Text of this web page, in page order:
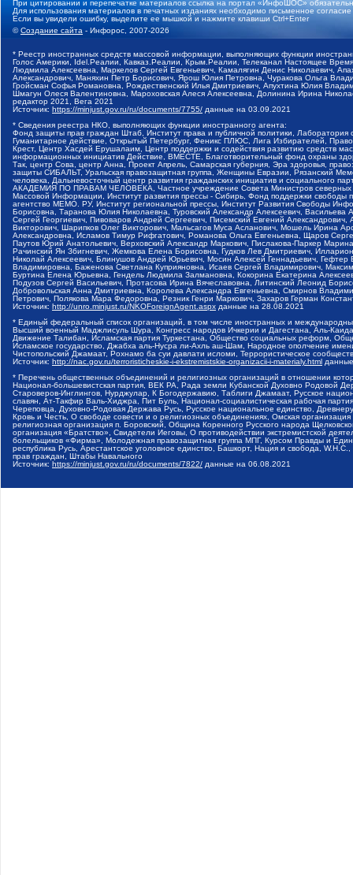
При цитировании и перепечатке материалов ссылка на портал «ИнфоШОС»
Для использования материалов в печатных изданиях необходимо письменное
Если вы увидели ошибку, выделите ее мышкой и нажмите клавиши Ctrl+Enter
©Создание сайта - Инфорос, 2007-2026
* Реестр иностранных средств массовой информации, выполняющих функции
Голос Америки, Idel.Реалии, Кавказ.Реалии, Крым.Реалии, Телеканал Настоящее
Людмила Алексеевна, Маркелов Сергей Евгеньевич, Камалягин Денис Николаевич,
Александрович, Маняхин Петр Борисович, Ярош Юлия Петровна, Чуракова Ольга
Гройсман Софья Романовна, Рождественский Илья Дмитриевич, Апухтина Юлия
Шмагун Олеся Валентиновна, Мароховская Алеся Алексеевна, Долинина Ирина
редактор 2021, Вега 2021
Источник: https://minjust.gov.ru/ru/documents/7755/ данные на 03.09.2021
* Сведения реестра НКО, выполняющих функции иностранного агента:
Фонд защиты прав граждан Штаб, Институт права и публичной политики,
Гуманитарное действие, Открытый Петербург, Феникс ПЛЮС, Лига Избирателей,
Крест, Центр Хасдей Ерушалаим, Центр поддержки и содействия развитию средств
информационных инициатив Действие, ВМЕСТЕ, Благотворительный фонд охраны
Так, центр Сова, центр Анна, Проект Апрель, Самарская губерния, Эра здоровья,
защиты СИБАЛЬТ, Уральская правозащитная группа, Женщины Евразии, Рязанский
человека, Дальневосточный центр развития гражданских инициатив и социального
АКАДЕМИЯ ПО ПРАВАМ ЧЕЛОВЕКА, Частное учреждение Совета Министров северных
Массовой Информации, Институт развития прессы - Сибирь, Фонд поддержки
агентство МЕМО. РУ, Институт региональной прессы, Институт Развития Свободы
Борисовна, Таранова Юлия Николаевна, Туровский Александр Алексеевич,
Сергей Георгиевич, Пивоваров Андрей Сергеевич, Писемский Евгений
Викторович, Шарипков Олег Викторович, Мальсагов Муса Асланович, Мошель Ирина
Александровна, Исламов Тимур Рифгатович, Романова Ольга Евгеньевна, Щаров
Паутов Юрий Анатольевич, Верховский Александр Маркович, Пислакова-Паркер
Рачинский Ян Збигневич, Жемкова Елена Борисовна, Гудков Лев Дмитриевич,
Николай Алексеевич, Блинушов Андрей Юрьевич, Мосин Алексей Геннадьевич,
Владимировна, Баженова Светлана Куприяновна, Исаев Сергей Владимирович,
Буртина Елена Юрьевна, Гендель Людмила Залмановна, Кокорина Екатерина
Подузов Сергей Васильевич, Протасова Ирина Вячеславовна, Литинский Леонид
Добровольская Анна Дмитриевна, Королева Александра Евгеньевна, Смирнов
Петрович, Полякова Мара Федоровна, Резник Генри Маркович, Захаров Герман
Источник: http://unro.minjust.ru/NKOForeignAgent.aspx данные на 28.08.2021
* Единый федеральный список организаций, в том числе иностранных и
Высший военный Маджлисуль Шура, Конгресс народов Ичкерии и Дагестана, Аль-
Движение Талибан, Исламская партия Туркестана, Общество социальных реформ,
Исламское государство, Джабха аль-Нусра ли-Ахль аш-Шам, Народное ополчение
Чистопольский Джамаат, Рохнамо ба суи давлати исломи, Террористическое
Источник: http://nac.gov.ru/terroristicheskie-i-ekstremistskie-organizacii-i-materialy.html
* Перечень общественных объединений и религиозных организаций в отношении
Национал-большевистская партия, ВЕК РА, Рада земли Кубанской Духовно Родовой
Староверов-Инглингов, Нурджулар, К Богодержавию, Таблиги Джамаат, Русское
славян, Ат-Такфир Валь-Хиджра, Пит Буль, Национал-социалистическая рабочая
Череповца, Духовно-Родовая Держава Русь, Русское национальное единство,
Кровь и Честь, О свободе совести и о религиозных объединениях, Омская
религиозная организация п. Боровский, Община Коренного Русского народа
организация «Братство», Свидетели Иеговы, О противодействии экстремистской
болельщиков «Фирма», Молодежная правозащитная группа МПГ, Курсом Правды и
республика Русь, Арестантское уголовное единство, Башкорт, Нация и свобода,
прав граждан, Штабы Навального
Источник: https://minjust.gov.ru/ru/documents/7822/ данные на 06.08.2021